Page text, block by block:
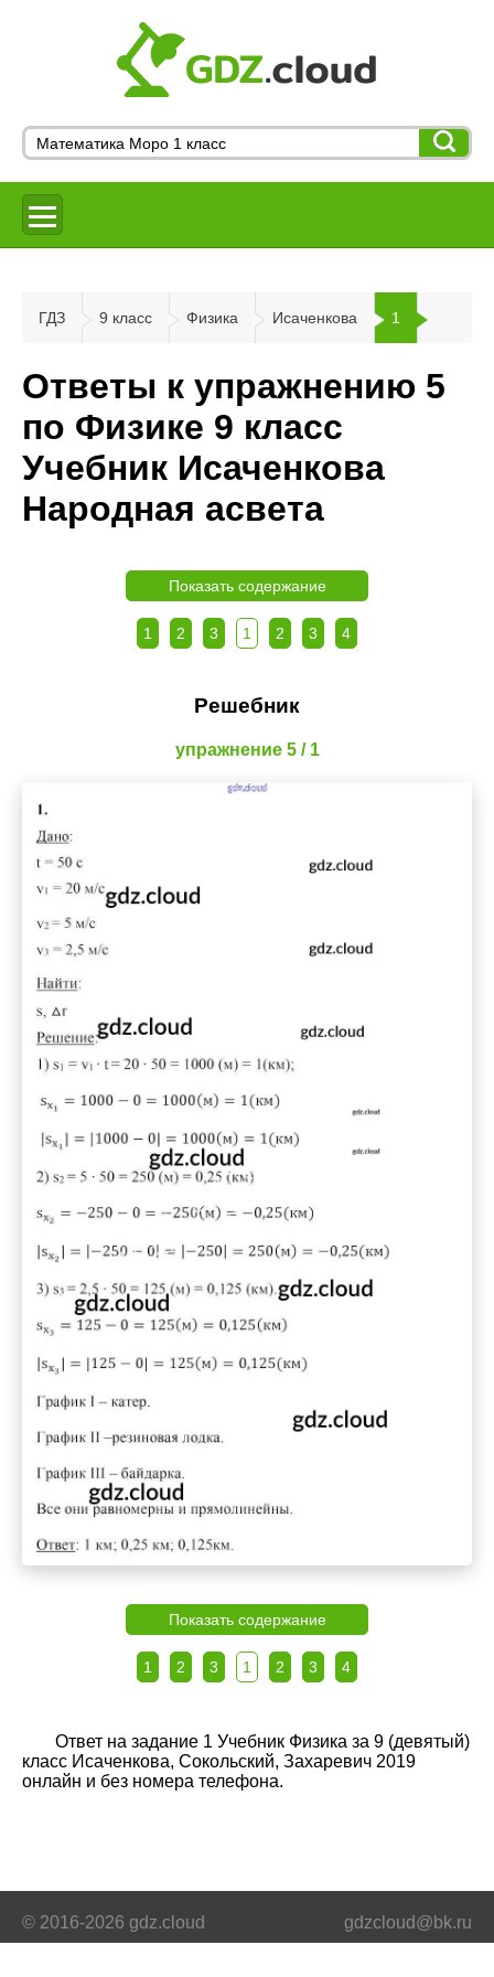
ГДЗ 9 класс Физика Исаченкова 1
Ответы к упражнению 5
по Физике 9 класс
Учебник Исаченкова
Народная асвета
Показать содержание
1 2 3 1 2 3 4
Решебник
упражнение 5 / 1
Показать содержание
1 2 3 1 2 3 4
Ответ на задание 1 Учебник Физика за 9 (девятый)
класс Исаченкова, Сокольский, Захаревич 2019
онлайн и без номера телефона.
© 2016-2026 gdz.cloud gdzcloud@bk.ru